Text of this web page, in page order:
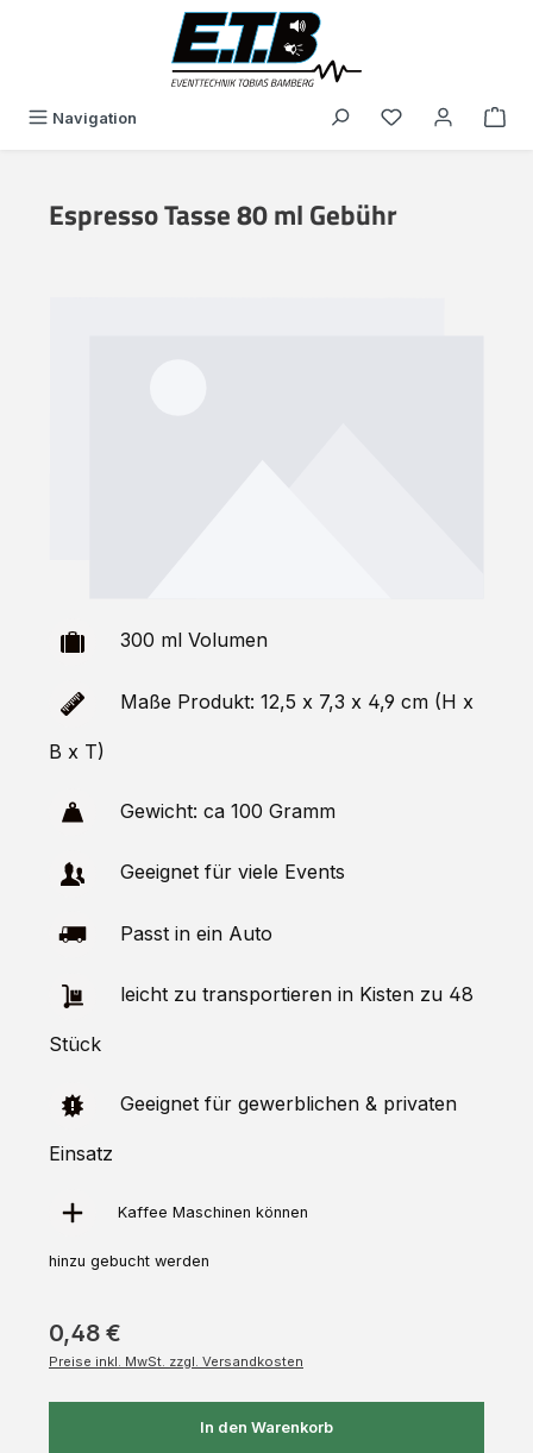
Navigation Du hast 0
Espresso Tasse 80 ml Gebühr
300 ml Volumen
Maße Produkt: 12,5 x 7,3 x 4,9 cm (H x
B x T)
Gewicht: ca 100 Gramm
Geeignet für viele Events
Passt in ein Auto
leicht zu transportieren in Kisten zu 48
Stück
Geeignet für gewerblichen & privaten
Einsatz
Kaffee Maschinen können
hinzu gebucht werden
0,48 €
Preise inkl. MwSt. zzgl. Versandkosten
In den Warenkorb